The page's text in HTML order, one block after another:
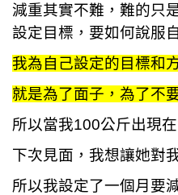
減重其實不難，難的只
設定目標，要如何說服
我為自己設定的目標和
就是為了面子，為了不
所以當我100公斤出現
下次見面，我想讓她對
所以我設定了一個月要